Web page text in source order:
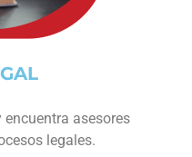
encuentra asesores
legales.